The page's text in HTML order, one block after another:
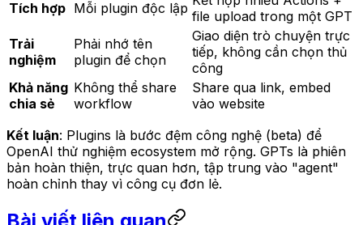
Tích hợp Mỗi plugin độc lập file upload trong một GPT
Trải
nghiệm
Phải nhớ tên
plugin để chọn
Giao diện trò chuyện trực
tiếp, không cần chọn thủ
công
Khả năng
chia sẻ
Không thể share
workflow
Share qua link, embed
vào website
Kết luận: Plugins là bước đệm công nghệ (beta) để
OpenAI thử nghiệm ecosystem mở rộng. GPTs là phiên
bản hoàn thiện, trực quan hơn, tập trung vào "agent"
hoàn chỉnh thay vì công cụ đơn lẻ.
Bài viết liên quan